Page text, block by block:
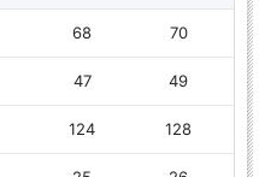
68 70
47 49
124 128